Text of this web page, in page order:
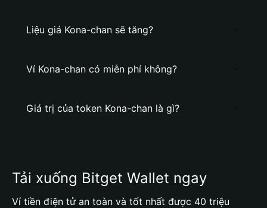
Liệu giá Kona-chan sẽ tăng?
Ví Kona-chan có miễn phí không?
Giá trị của token Kona-chan là gì?
Tải xuống Bitget Wallet ngay
Ví tiền điện tử an toàn và tốt nhất được 40 triệu